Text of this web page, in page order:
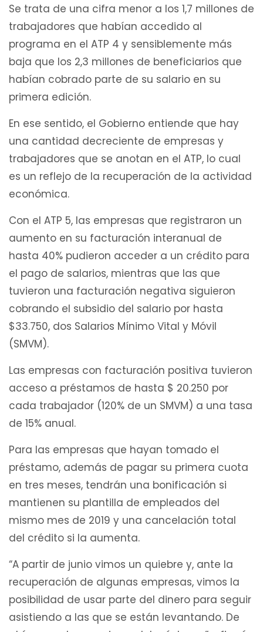
Se trata de una cifra menor a los 1,7 millones de
trabajadores que habían accedido al
programa en el ATP 4 y sensiblemente más
baja que los 2,3 millones de beneficiarios que
habían cobrado parte de su salario en su
primera edición.
En ese sentido, el Gobierno entiende que hay
una cantidad decreciente de empresas y
trabajadores que se anotan en el ATP, lo cual
es un reflejo de la recuperación de la actividad
económica.
Con el ATP 5, las empresas que registraron un
aumento en su facturación interanual de
hasta 40% pudieron acceder a un crédito para
el pago de salarios, mientras que las que
tuvieron una facturación negativa siguieron
cobrando el subsidio del salario por hasta
$33.750, dos Salarios Mínimo Vital y Móvil
(SMVM).
Las empresas con facturación positiva tuvieron
acceso a préstamos de hasta $ 20.250 por
cada trabajador (120% de un SMVM) a una tasa
de 15% anual.
Para las empresas que hayan tomado el
préstamo, además de pagar su primera cuota
en tres meses, tendrán una bonificación si
mantienen su plantilla de empleados del
mismo mes de 2019 y una cancelación total
del crédito si la aumenta.
“A partir de junio vimos un quiebre y, ante la
recuperación de algunas empresas, vimos la
posibilidad de usar parte del dinero para seguir
asistiendo a las que se están levantando. De